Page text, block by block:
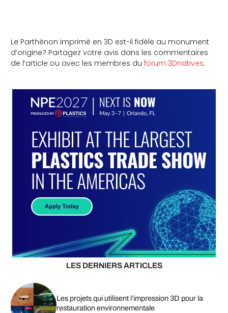
Le Parthénon imprimé en 3D est-il fidèle au monument
d’origine? Partagez votre avis dans les commentaires
de l’article ou avec les membres du forum 3Dnatives.
LES DERNIERS ARTICLES
Les projets qui utilisent l’impression 3D pour la
restauration environnementale